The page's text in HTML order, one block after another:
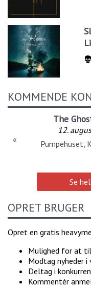
KOMMENDE
The
12.
Pumpehuset,
«
Se
OPRET BRUGER
Opret en gratis
Mulighed for at
Modtag nyheder i
Deltag i
Kommentér